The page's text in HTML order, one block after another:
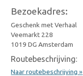
Bezoekadres:
Geschenk met Verhaal
Veemarkt 228
1019 DG Amsterdam
Routebeschrijving:
Naar routebeschrijving »